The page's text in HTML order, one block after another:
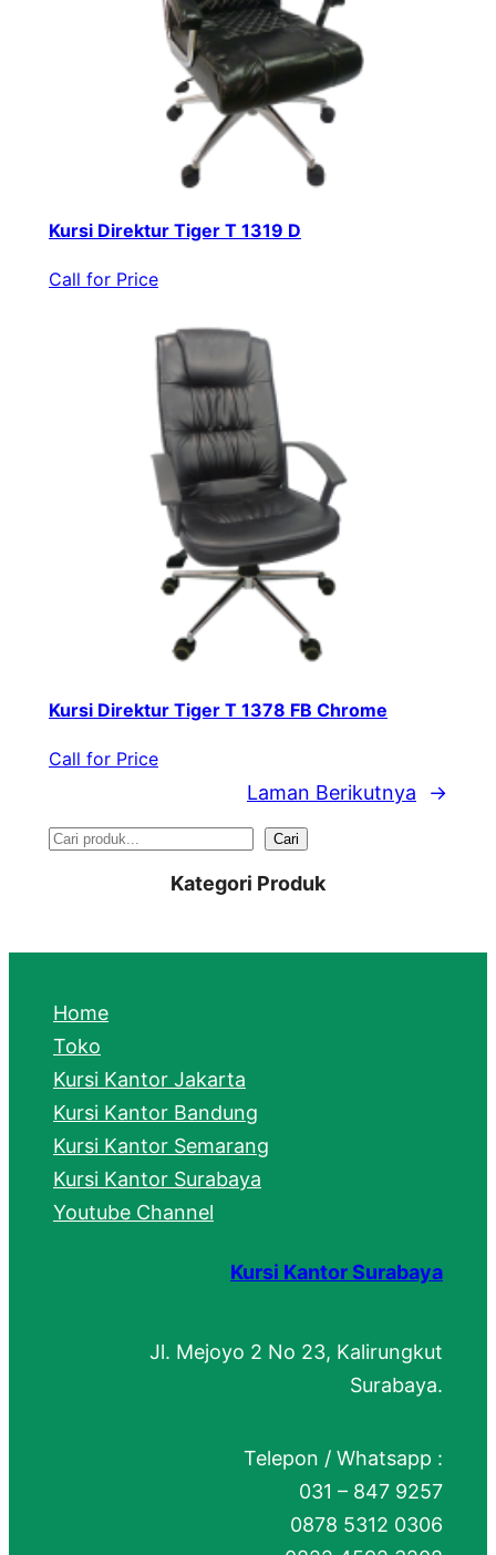
Kursi Direktur Tiger T 1319 D
Call for Price
Kursi Direktur Tiger T 1378 FB Chrome
Call for Price
Laman Berikutnya →
S
r
h
Cari
Kategori Produk
Home
Toko
Kursi Kantor Jakarta
Kursi Kantor Bandung
Kursi Kantor Semarang
Kursi Kantor Surabaya
Youtube Channel
Kursi Kantor Surabaya
Jl. Mejoyo 2 No 23, Kalirungkut
Surabaya.
Telepon / Whatsapp :
031 – 847 9257
0878 5312 0306